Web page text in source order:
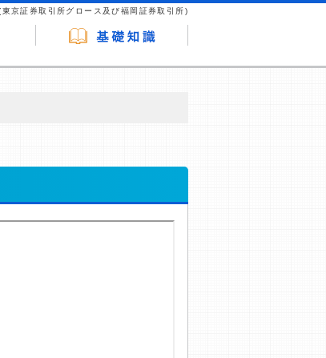
京証券取引所グロース及び福岡証券取引所)